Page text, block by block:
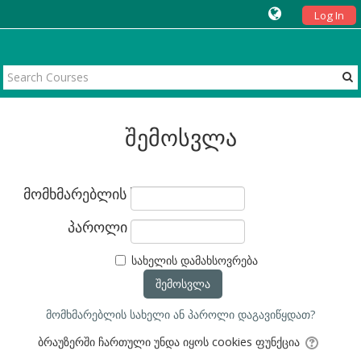
Log In
შემოსვლა
მომხმარებლის სახელი
პაროლი
სახელის დამახსოვრება
მომხმარებლის სახელი ან პაროლი დაგავიწყდათ?
ბრაუზერში ჩართული უნდა იყოს cookies ფუნქცია